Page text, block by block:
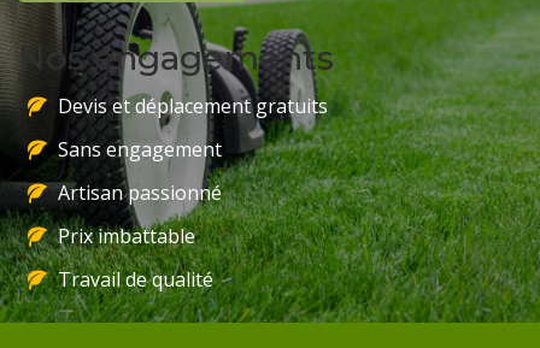
Nos engagements
Devis et déplacement gratuits
Sans engagement
Artisan passionné
Prix imbattable
Travail de qualité